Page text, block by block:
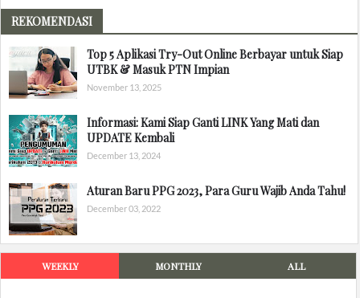
REKOMENDASI
Top 5 Aplikasi Try-Out Online Berbayar untuk Siap
UTBK & Masuk PTN Impian
November 13, 2025
Informasi: Kami Siap Ganti LINK Yang Mati dan
UPDATE Kembali
December 13, 2024
Aturan Baru PPG 2023, Para Guru Wajib Anda Tahu!
December 03, 2022
WEEKLY MONTHLY ALL